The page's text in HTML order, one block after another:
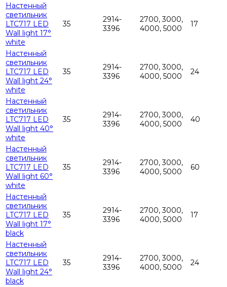
Настенный
светильник
LTC717 LED
Wall light 17°
white
35
2914-
3396
2700, 3000,
4000, 5000
17
Настенный
светильник
LTC717 LED
Wall light 24°
white
35
2914-
3396
2700, 3000,
4000, 5000
24
Настенный
светильник
LTC717 LED
Wall light 40°
white
35
2914-
3396
2700, 3000,
4000, 5000
40
Настенный
светильник
LTC717 LED
Wall light 60°
white
35
2914-
3396
2700, 3000,
4000, 5000
60
Настенный
светильник
LTC717 LED
Wall light 17°
black
35
2914-
3396
2700, 3000,
4000, 5000
17
Настенный
светильник
LTC717 LED
Wall light 24°
black
35
2914-
3396
2700, 3000,
4000, 5000
24